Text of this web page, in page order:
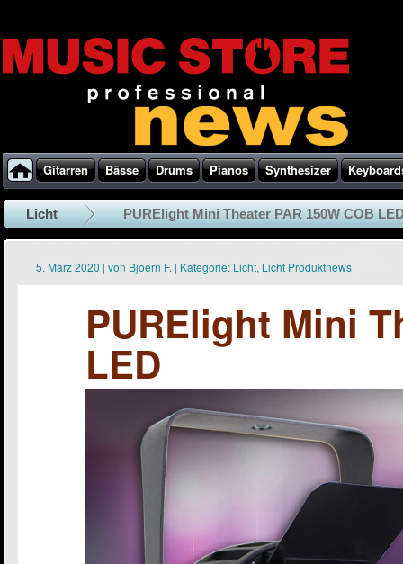
Gitarren Bässe Drums Pianos Synthesizer
Licht PURElight Mini Theater PAR 150W COB
5. März 2020 | von Bjoern F. | Kategorie: Licht, Licht Produktnews
PURElight Mini
LED